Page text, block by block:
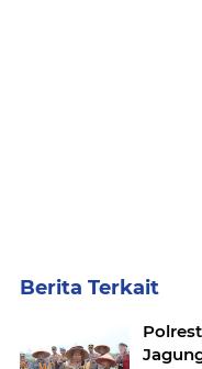
Berita Terkait